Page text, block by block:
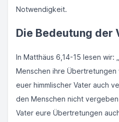
Notwendigkeit.
Die Bedeutung der
In Matthäus 6,14-15 lesen wir:
Menschen ihre
euer himmlischer Vater auch
den Menschen nicht
Vater eure Übertretungen